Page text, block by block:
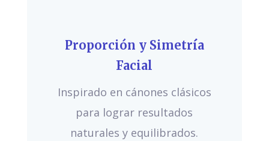
Proporción y Simetría
Facial
Inspirado en cánones clásicos
para lograr resultados
naturales y equilibrados.